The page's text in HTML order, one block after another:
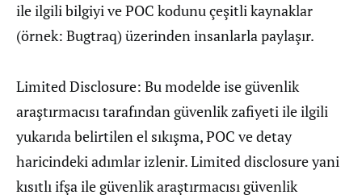
ile ilgili bilgiyi ve POC kodunu çeşitli kaynaklar
(örnek: Bugtraq) üzerinden insanlarla paylaşır.
Limited Disclosure: Bu modelde ise güvenlik
araştırmacısı tarafından güvenlik zafiyeti ile ilgili
yukarıda belirtilen el sıkışma, POC ve detay
haricindeki adımlar izlenir. Limited disclosure yani
kısıtlı ifşa ile güvenlik araştırmacısı güvenlik